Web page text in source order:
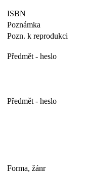
ISBN
Poznámka
Pozn. k reprodukci
Předmět - heslo
Předmět - heslo
Forma, žánr